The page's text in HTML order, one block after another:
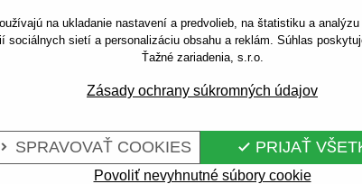
na ukladanie nastavení a predvolieb, na štatistiku a
sociálnych sietí a personalizáciu obsahu a reklám. Súhlas
Ťažné zariadenia, s.r.o.
Zásady ochrany súkromných údajov
SPRAVOVAŤ COOKIES  PRIJAŤ
Povoliť nevyhnutné súbory cookie
Ťažné zariadenie pre
KIA CARENS
Ťažné zariadenie so
modelová rada: van
Celý popis produktu